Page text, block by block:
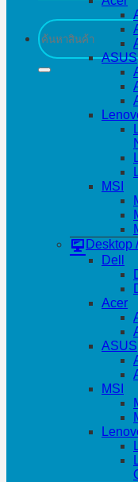
ค้นหา:
ASUS
MSI
Desktop
Dell
Acer
ASUS
MSI